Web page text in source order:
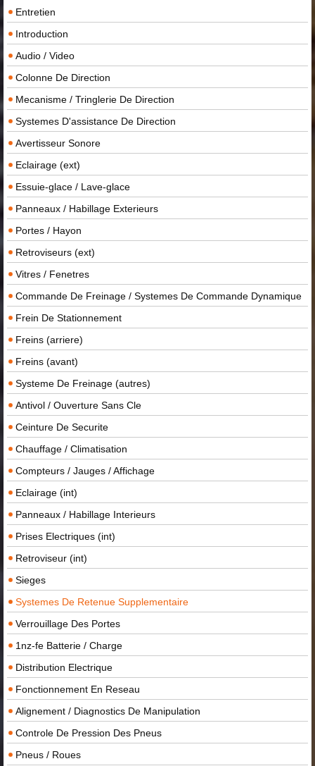
Entretien
Introduction
Audio / Video
Colonne De Direction
Mecanisme / Tringlerie De Direction
Systemes D'assistance De Direction
Avertisseur Sonore
Eclairage (ext)
Essuie-glace / Lave-glace
Panneaux / Habillage Exterieurs
Portes / Hayon
Retroviseurs (ext)
Vitres / Fenetres
Commande De Freinage / Systemes De Commande Dynamique
Frein De Stationnement
Freins (arriere)
Freins (avant)
Systeme De Freinage (autres)
Antivol / Ouverture Sans Cle
Ceinture De Securite
Chauffage / Climatisation
Compteurs / Jauges / Affichage
Eclairage (int)
Panneaux / Habillage Interieurs
Prises Electriques (int)
Retroviseur (int)
Sieges
Systemes De Retenue Supplementaire
Verrouillage Des Portes
1nz-fe Batterie / Charge
Distribution Electrique
Fonctionnement En Reseau
Alignement / Diagnostics De Manipulation
Controle De Pression Des Pneus
Pneus / Roues